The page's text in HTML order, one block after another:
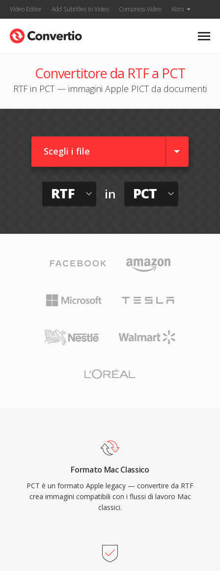
Video Editor Add Subtitles to Video Compress Video Altro
Convertitore da RTF a PCT
RTF in PCT — immagini Apple PICT da documenti
Scegli i file
RTF in PCT
Formato Mac Classico
PCT è un formato Apple legacy — convertire da RTF
crea immagini compatibili con i flussi di lavoro Mac
classici.